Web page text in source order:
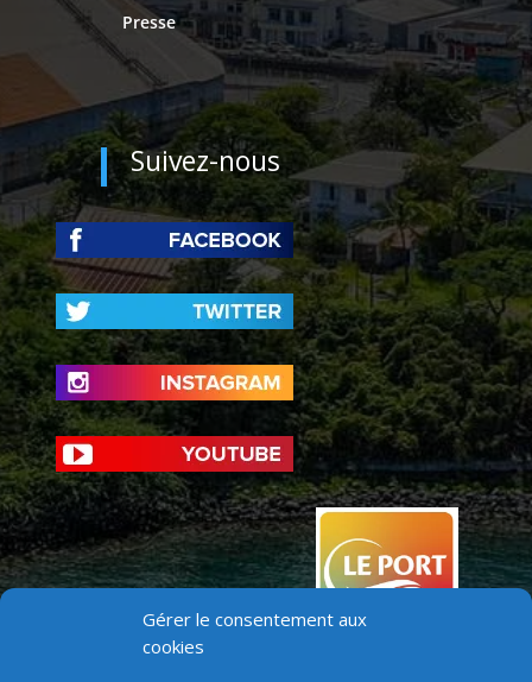
Gérer le consentement aux
cookies
Presse
Suivez-nous